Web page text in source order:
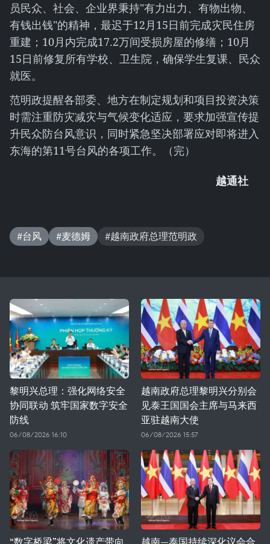
员民众、社会、企业界秉持"有力出力、有物出物、
有钱出钱"的精神，最迟于12月15日前完成灾民住房
重建；10月内完成17.2万间受损房屋的修缮；10月
15日前修复所有学校、卫生院，确保学生复课、民众
就医。
范明政提醒各部委、地方在制定规划和项目投资决策
时需注重防灾减灾与气候变化适应，要求加强宣传提
升民众防台风意识，同时紧急坚决部署应对即将进入
东海的第11号台风的各项工作。（完）
越通社
#台风 #麦德姆 #越南政府总理范明政
黎明兴总理：强化网络安全
协同联动 筑牢国家数字安全
防线
06/08/2026 16:10
越南政府总理黎明兴分别会
见泰王国国会主席与马来西
亚驻越南大使
06/08/2026 15:57
“数字桥梁”将文化遗产带向 越南—泰国持续深化议会合